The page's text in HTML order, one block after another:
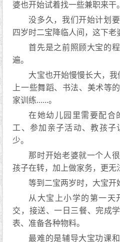
婆也开始试着找一些兼职来干。
没多久，我们开始计划
四岁时二宝降临人间，这下老
首先是之前照顾大宝的
遍。
大宝也开始慢慢长大，我
上一些舞蹈、书法、美术等
家训练......。
在她幼儿园里需要配合
工、参加亲子活动、教孩
少。
那时开始老婆就一个人
孩子在转，加上做家务，更无
等到二宝两岁时，大宝开
从大宝上小学的第一天
交，接送、一日三餐、完成
表、准备各种物料。
最难的是辅导大宝功课